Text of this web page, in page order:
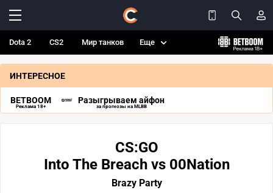
Dota 2 CS2 Мир танков Еще
ИНТЕРЕСНОЕ
BETBOOM
Реклама 18+
Разыгрываем айфон
за прогнозы на MLBB
CS:GO
Into The Breach vs 00Nation
Brazy Party